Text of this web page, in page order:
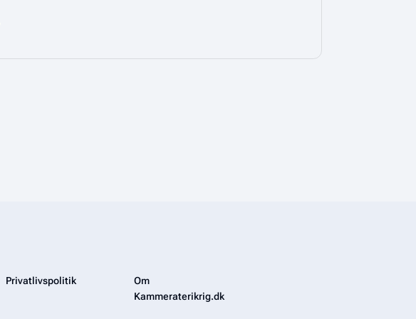
Privatlivspolitik
Om
Kammeraterikrig.dk